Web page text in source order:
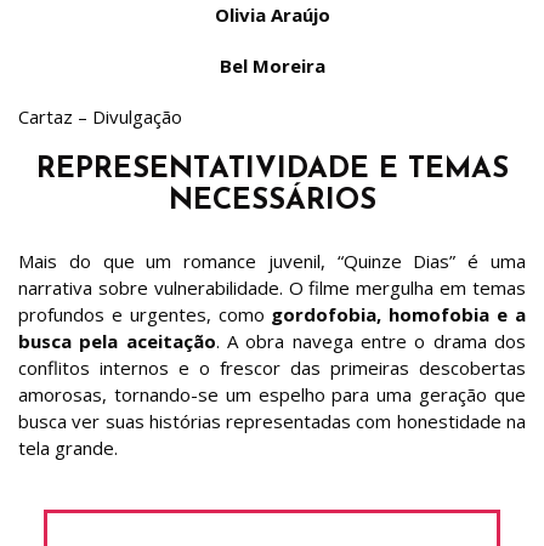
Olivia Araújo
Bel Moreira
Cartaz – Divulgação
REPRESENTATIVIDADE E TEMAS
NECESSÁRIOS
Mais do que um romance juvenil, “Quinze Dias” é uma
narrativa sobre vulnerabilidade. O filme mergulha em temas
profundos e urgentes, como gordofobia, homofobia e a
busca pela aceitação. A obra navega entre o drama dos
conflitos internos e o frescor das primeiras descobertas
amorosas, tornando-se um espelho para uma geração que
busca ver suas histórias representadas com honestidade na
tela grande.